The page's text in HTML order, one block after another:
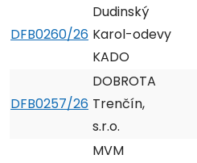
DFB0260/26
Dudinský
Karol-odevy
KADO
DFB0257/26
DOBROTA
Trenčín,
s.r.o.
MVM